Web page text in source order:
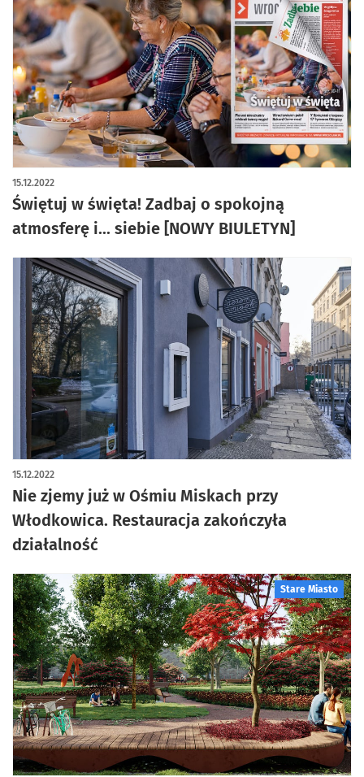
Świętuj w święta! Zadbaj o spokojną
atmosferę i... siebie [NOWY BIULETYN]
15.12.2022
Nie zjemy już w Ośmiu Miskach przy
Włodkowica. Restauracja zakończyła
działalność
15.12.2022
Stare Miasto